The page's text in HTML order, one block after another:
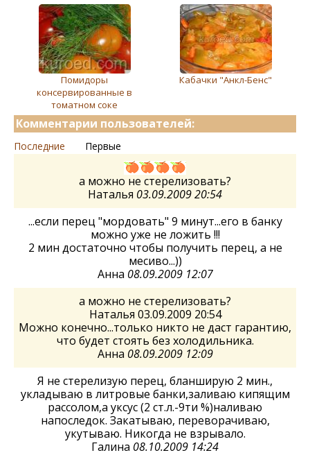
Помидоры
консервированные в
томатном соке
Кабачки "Анкл-Бенс"
Комментарии пользователей:
Последние Первые
а можно не стерелизовать?
Наталья 03.09.2009 20:54
...если перец "мордовать" 9 минут...его в банку
можно уже не ложить !!!
2 мин достаточно чтобы получить перец, а не
месиво...))
Анна 08.09.2009 12:07
а можно не стерелизовать?
Наталья 03.09.2009 20:54
Можно конечно...только никто не даст гарантию,
что будет стоять без холодильника.
Анна 08.09.2009 12:09
Я не стерелизую перец, бланширую 2 мин.,
укладываю в литровые банки,заливаю кипящим
рассолом,а уксус (2 ст.л.-9ти %)наливаю
напоследок. Закатываю, переворачиваю,
укутываю. Никогда не взрывало.
Галина 08.10.2009 14:24